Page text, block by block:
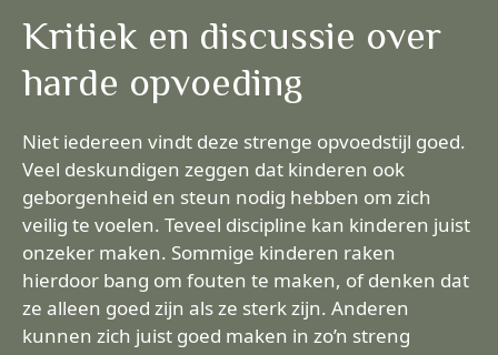
Kritiek en discussie over
harde opvoeding
Niet iedereen vindt deze strenge opvoedstijl goed.
Veel deskundigen zeggen dat kinderen ook
geborgenheid en steun nodig hebben om zich
veilig te voelen. Teveel discipline kan kinderen juist
onzeker maken. Sommige kinderen raken
hierdoor bang om fouten te maken, of denken dat
ze alleen goed zijn als ze sterk zijn. Anderen
kunnen zich juist goed maken in zo’n streng